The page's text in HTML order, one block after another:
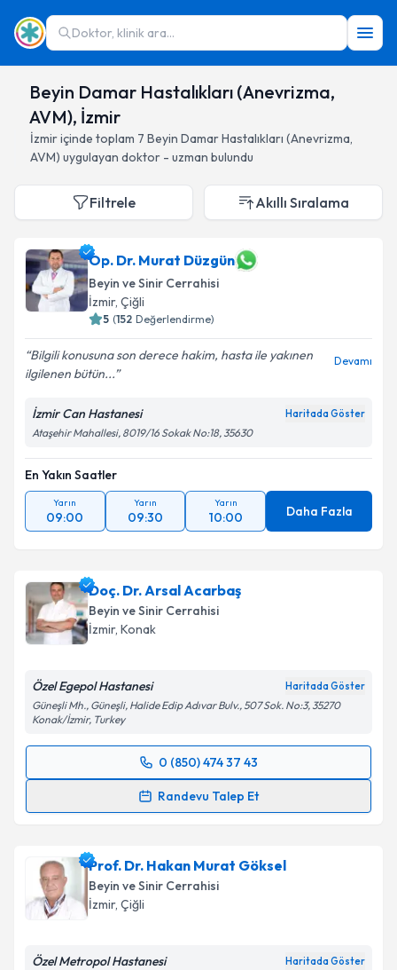
Doktor, klinik ara...
Beyin Damar Hastalıkları (Anevrizma,
AVM), İzmir
İzmiriçinde toplam 7 Beyin Damar Hastalıkları (Anevrizma,
AVM) uygulayan doktor - uzman bulundu
Filtrele Akıllı Sıralama
Op. Dr. Murat Düzgün
Beyin ve Sinir Cerrahisi
İzmir, Çiğli
5 (152 Değerlendirme)
Bilgili konusuna son derece hakim, hasta ile yakınen
ilgilenen bütün...
Devamı
İzmir Can Hastanesi Haritada Göster
Ataşehir Mahallesi, 8019/16 Sokak No:18, 35630
En Yakın Saatler
Yarın
09:00
Yarın
09:30
Yarın
10:00 Daha Fazla
Doç. Dr. Arsal Acarbaş
Beyin ve Sinir Cerrahisi
İzmir, Konak
Özel Egepol Hastanesi Haritada Göster
Güneşli Mh., Güneşli, Halide Edip Adıvar Bulv., 507 Sok. No:3, 35270
Konak/İzmir, Turkey
0 (850) 474 37 43
Randevu Talep Et
Randevu Takvimi Talebi
takvim hazırlandığında e-posta ile bilgilendireceğiz.
E-posta Adresiniz
Prof. Dr. Hakan Murat Göksel
Beyin ve Sinir Cerrahisi
İzmir, Çiğli
Özel Metropol Hastanesi Haritada Göster